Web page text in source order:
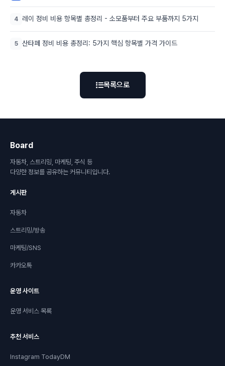
4 레이 정비 비용 항목별 총정리 - 소모품부터 주요 부품까지 5가지
5 산타페 정비 비용 총정리: 5가지 핵심 항목별 가격 가이드
목록으로
Board
자동차, 스트리밍, 마케팅, 주식 등
다양한 정보를 공유하는 커뮤니티입니다.
게시판
자동차
스트리밍/방송
마케팅/SNS
카카오톡
운영 사이트
운영 서비스 목록
추천 서비스
Instagram TodayDM